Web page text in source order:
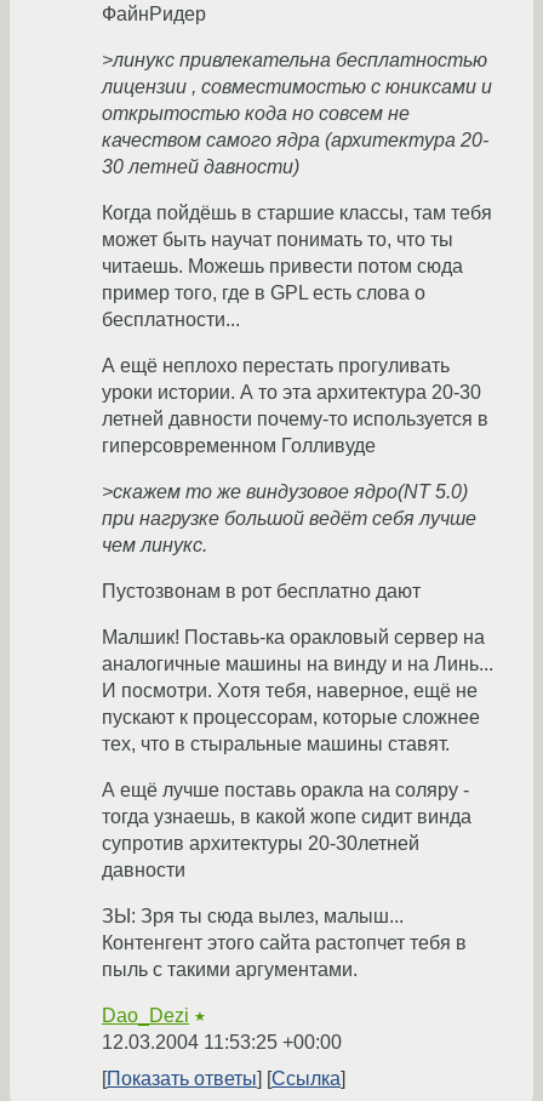
ФайнРидер
>линукс привлекательна бесплатностью
лицензии , совместимостью с юниксами и
открытостью кода но совсем не
качеством самого ядра (архитектура 20-
30 летней давности)
Когда пойдёшь в старшие классы, там тебя
может быть научат понимать то, что ты
читаешь. Можешь привести потом сюда
пример того, где в GPL есть слова о
бесплатности...
А ещё неплохо перестать прогуливать
уроки истории. А то эта архитектура 20-30
летней давности почему-то используется в
гиперсовременном Голливуде
>скажем то же виндузовое ядро(NT 5.0)
при нагрузке большой ведёт себя лучше
чем линукс.
Пустозвонам в рот бесплатно дают
Малшик! Поставь-ка оракловый сервер на
аналогичные машины на винду и на Линь...
И посмотри. Хотя тебя, наверное, ещё не
пускают к процессорам, которые сложнее
тех, что в стыральные машины ставят.
А ещё лучше поставь оракла на соляру -
тогда узнаешь, в какой жопе сидит винда
супротив архитектуры 20-30летней
давности
ЗЫ: Зря ты сюда вылез, малыш...
Контенгент этого сайта растопчет тебя в
пыль с такими аргументами.
Dao_Dezi ★
12.03.2004 11:53:25 +00:00
Показать ответы
Ссылка